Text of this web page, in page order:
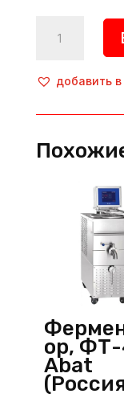
товара
Ферментатор,
ФТ-100П,
(Россия)
добавить
ор,
Abat